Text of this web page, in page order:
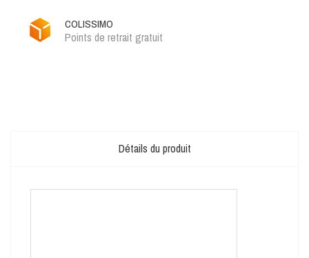
COLISSIMO
Points de retrait gratuit
Détails du produit